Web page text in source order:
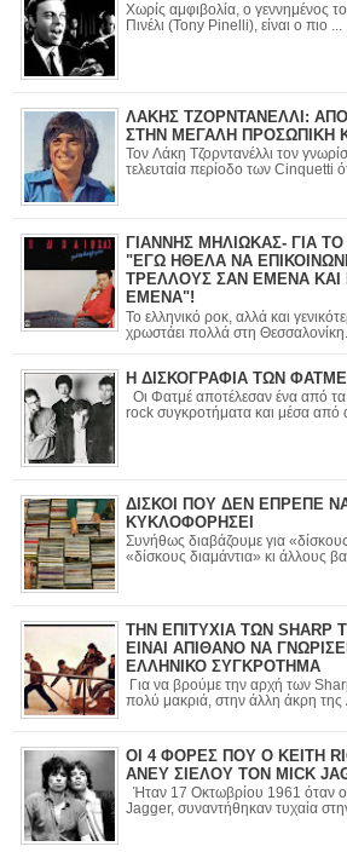
Χωρίς αμφιβολία, ο γεννημένος
Πινέλι (Tony Pinelli), είναι ο πιο ...
ΛΑΚΗΣ ΤΖΟΡΝΤΑΝΕΛΛΙ: ΑΠΟ
ΣΤΗΝ ΜΕΓΑΛΗ ΠΡΟΣΩΠΙΚΗ
Τον Λάκη Τζορντανέλλι τον γνωρίσαμε σαν τραγουδιστή την
τελευταία περίοδο των Cinquetti
ΓΙΑΝΝΗΣ ΜΗΛΙΩΚΑΣ- ΓΙΑ
"ΕΓΩ ΗΘΕΛΑ ΝΑ
ΤΡΕΛΛΟΥΣ ΣΑΝ ΕΜΕΝΑ ΚΑΙ ΒΡΗΚΑ 8.000.000 ΣΑΝ
ΕΜΕΝΑ"!
Το ελληνικό ροκ, αλλά και
χρωστάει πολλά στη Θεσσαλονίκη.
Η ΔΙΣΚΟΓΡΑΦΙΑ ΤΩΝ ΦΑΤΜΕ
Οι Φατμέ αποτέλεσαν ένα από
rock συγκροτήματα και μέσα από
ΔΙΣΚΟΙ ΠΟΥ ΔΕΝ ΕΠΡΕΠΕ
ΚΥΚΛΟΦΟΡΗΣΕΙ
Συνήθως διαβάζουμε για
«δίσκους διαμάντια» κι άλλους
ΤΗΝ ΕΠΙΤΥΧΙΑ ΤΩΝ SHARP
ΕΙΝΑΙ ΑΠΙΘΑΝΟ ΝΑ
ΕΛΛΗΝΙΚΟ ΣΥΓΚΡΟΤΗΜΑ
Για να βρούμε την αρχή των Sharp Ties, πρέπει να πάμε
πολύ μακριά, στην άλλη άκρη της
ΟΙ 4 ΦΟΡΕΣ ΠΟΥ Ο KEITH
ΑΝΕΥ ΣΙΕΛΟΥ ΤΟΝ MICK
Ήταν 17 Οκτωβρίου 1961 όταν οι Keith Richards και
Jagger, συναντήθηκαν τυχαία